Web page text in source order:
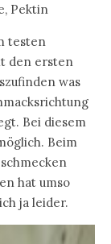
Pektin
testen
den ersten
was
Bei diesem
Beim
hat umso
ja leider.